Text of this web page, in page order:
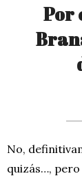
Por
No,
quizás…,